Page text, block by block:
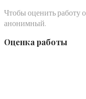
Чтобы оценить работу
анонимный.
Оценка работы